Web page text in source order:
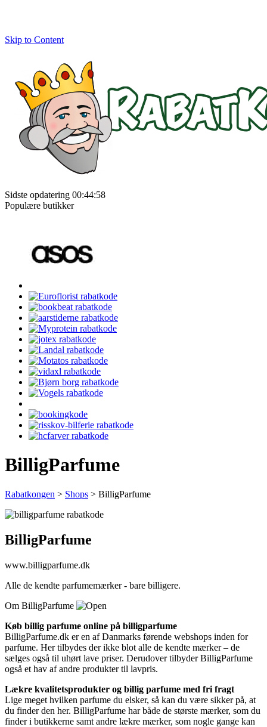
Skip to Content
Sidste opdatering 00:44:58
Populære butikker
BilligParfume
Rabatkongen > Shops > BilligParfume
BilligParfume
www.billigparfume.dk
Alle de kendte parfumemærker - bare billigere.
Om BilligParfume
Køb billig parfume online på billigparfume
BilligParfume.dk er en af Danmarks førende webshops inden for
parfume. Her tilbydes der ikke blot alle de kendte mærker – de
sælges også til uhørt lave priser. Derudover tilbyder BilligParfume
også et hav af andre produkter til lavpris.
Lækre kvalitetsprodukter og billig parfume med fri fragt
Lige meget hvilken parfume du elsker, så kan du være sikker på, at
du finder den her. BilligParfume har både de største mærker, som du
finder i butikkerne samt andre lækre mærker, som nogle gange kan